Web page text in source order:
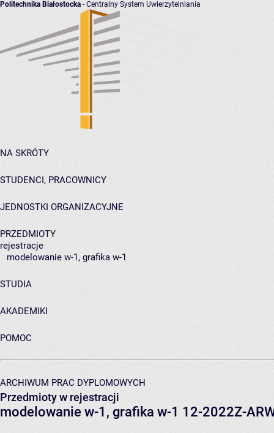
Politechnika Białostocka - Centralny System Uwierzytelniania
NA SKRÓTY
STUDENCI, PRACOWNICY
JEDNOSTKI ORGANIZACYJNE
PRZEDMIOTY
rejestracje
modelowanie w-1, grafika w-1
STUDIA
AKADEMIKI
POMOC
ARCHIWUM PRAC DYPLOMOWYCH
Przedmioty w rejestracji
modelowanie w-1, grafika w-1 12-2022Z-